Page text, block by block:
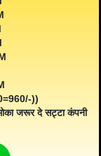
))
जरूर दे सट्टा कंपनी